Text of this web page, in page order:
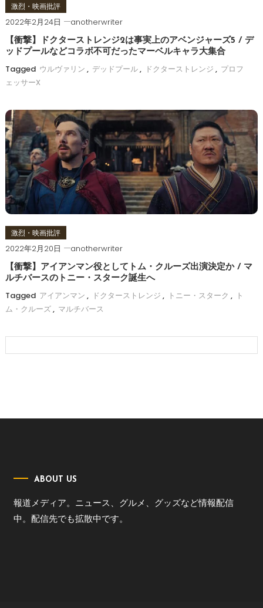
激烈・映画批評
2022年2月24日 anotherwriter
【衝撃】ドクターストレンジ2は事実上のアベンジャーズ5 / デ
ッドプールなどコラボ不可だったマーベルキャラ大集合
Tagged ウルヴァリン , デッドプール, ドクターストレンジ , プロフ
ェッサーX
激烈・映画批評
2022年2月20日 anotherwriter
【衝撃】アイアンマン役としてトム・クルーズ出演決定か / マ
ルチバースのトニー・スターク誕生へ
Tagged アイアンマン , ドクターストレンジ , トニー・スターク , ト
ム・クルーズ, マルチバース
ABOUT US
報道メディア。ニュース、グルメ、グッズなど情報配信
中。配信先でも拡散中です。